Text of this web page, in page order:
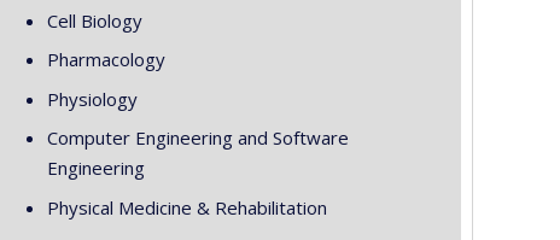
Cell Biology
Pharmacology
Physiology
Computer Engineering and Software
Engineering
Physical Medicine & Rehabilitation